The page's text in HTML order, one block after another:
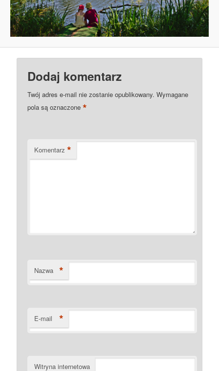
Dodaj komentarz
Twój adres e-mail nie zostanie opublikowany. Wymagane
pola są oznaczone*
Komentarz *
Nazwa *
E-mail *
Witryna internetowa